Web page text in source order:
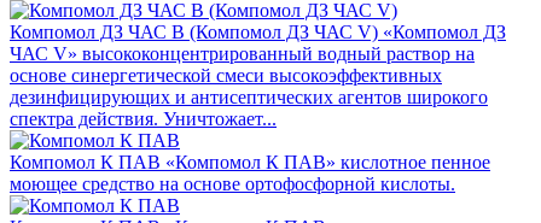
Компомол ДЗ ЧАС В (Компомол ДЗ ЧАС V) «Компомол ДЗ
ЧАС V» высококонцентрированный водный раствор на
основе синергетической смеси высокоэффективных
дезинфицирующих и антисептических агентов широкого
спектра действия. Уничтожает...
Компомол К ПАВ «Компомол К ПАВ» кислотное пенное
моющее средство на основе ортофосфорной кислоты.